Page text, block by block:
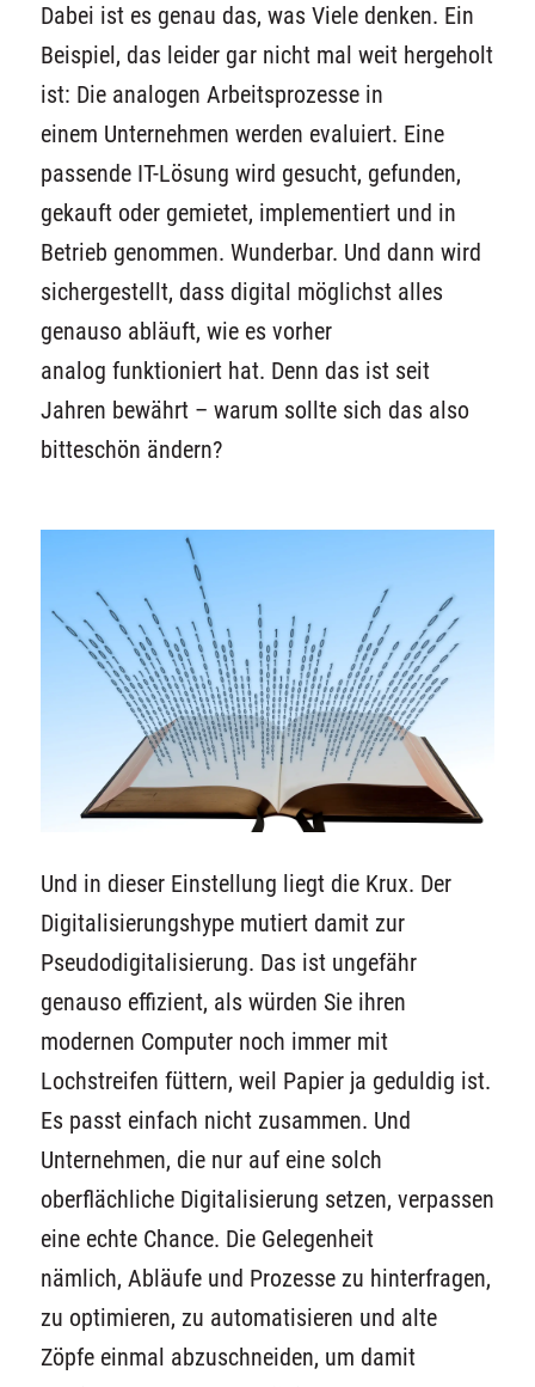
Dabei ist es genau das, was Viele denken. Ein
Beispiel, das leider gar nicht mal weit hergeholt
ist: Die analogen Arbeitsprozesse in
einem Unternehmen werden evaluiert. Eine
passende IT-Lösung wird gesucht, gefunden,
gekauft oder gemietet, implementiert und in
Betrieb genommen. Wunderbar. Und dann wird
sichergestellt, dass digital möglichst alles
genauso abläuft, wie es vorher
analog funktioniert hat. Denn das ist seit
Jahren bewährt– warum sollte sich das also
bitteschön ändern?
Und in dieser Einstellung liegt die Krux. Der
Digitalisierungshype mutiert damit zur
Pseudodigitalisierung. Das ist ungefähr
genauso effizient, als würden Sie ihren
modernen Computer noch immer mit
Lochstreifen füttern, weil Papier ja geduldig ist.
Es passt einfach nicht zusammen. Und
Unternehmen, die nur auf eine solch
oberflächliche Digitalisierung setzen, verpassen
eine echte Chance. Die Gelegenheit
nämlich, Abläufe und Prozesse zu hinterfragen,
zu optimieren, zu automatisieren und alte
Zöpfe einmal abzuschneiden, um damit